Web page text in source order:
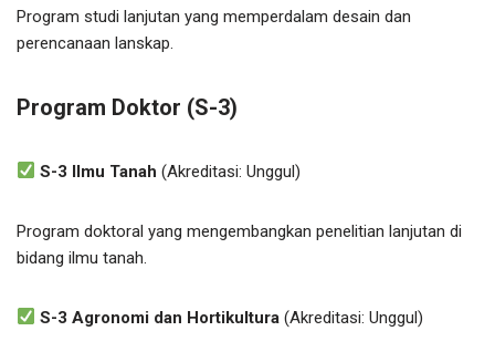
Program studi lanjutan yang memperdalam desain dan
perencanaan lanskap.
Program Doktor (S-3)
S-3 Ilmu Tanah (Akreditasi: Unggul)
Program doktoral yang mengembangkan penelitian lanjutan di
bidang ilmu tanah.
S-3 Agronomi dan Hortikultura (Akreditasi: Unggul)